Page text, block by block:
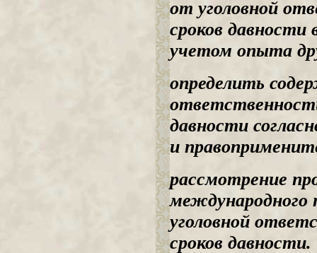
от уголовной
сроков давности
учетом опыта
определить
давности
и
рассмотрение
международного
уголовной
сроков давности.